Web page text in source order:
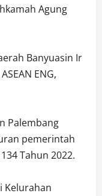
Agung
Banyuasin Ir
ENG,
Palembang
pemerintah
Tahun 2022.
Kelurahan